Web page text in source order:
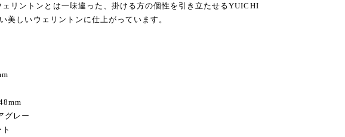
ェリントンとは一味違った、掛ける方の個性を引き立たせるYUICHI
美しいウェリントンに仕上がっています。
グレー